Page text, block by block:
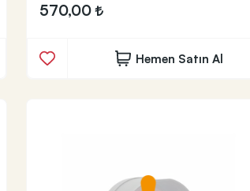
570,00
Hemen Satın Al